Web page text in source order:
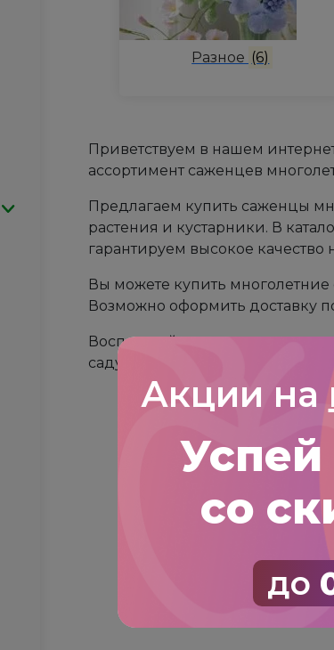
Акции на
Успей
со
до
Разное (6)
Приветствуем в нашем
ассортимент саженцев
Предлагаем купить саженцы
растения и кустарники. В
гарантируем высокое
Вы можете купить
Возможно оформить доставку
Воспользуйтесь нашим
саду уголок красоты!